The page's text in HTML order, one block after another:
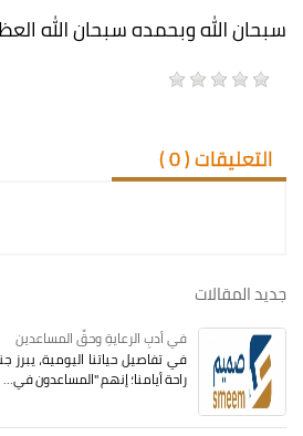
سبحان الله وبحمده سبحان الله
التعليقات (0
)
جديد المقالات
في أدبِ الرعايةِ وحقِّ المساعدين
في تفاصيل حياتنا اليومية،
راحة أيامنا؛ إنهم "المساعدون في...